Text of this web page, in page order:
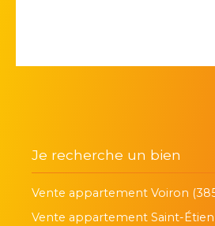
Je recherche un bien
Vente appartement Voiron
Vente appartement Saint-